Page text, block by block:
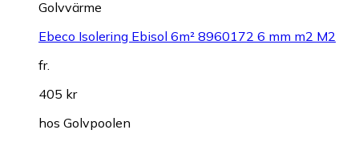
Golvvärme
Ebeco Isolering Ebisol 6m² 8960172 6 mm m2 M2
fr.
405 kr
hos Golvpoolen